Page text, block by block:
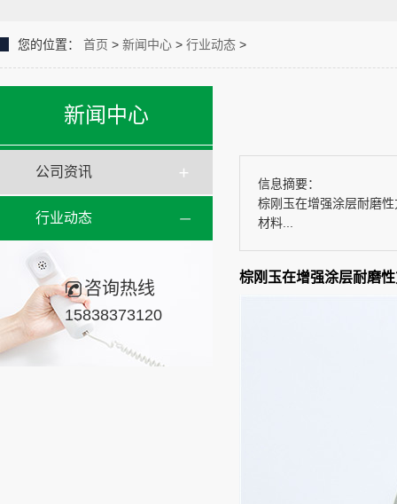
您的位置： 首页 > 新闻中心 > 行业动态 >
新闻中心
公司资讯
行业动态
咨询热线
15838373120
信息摘要：
棕刚玉在增强涂层耐磨
材料...
棕刚玉在增强涂层耐磨